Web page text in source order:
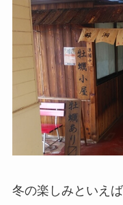
冬の楽しみといえ